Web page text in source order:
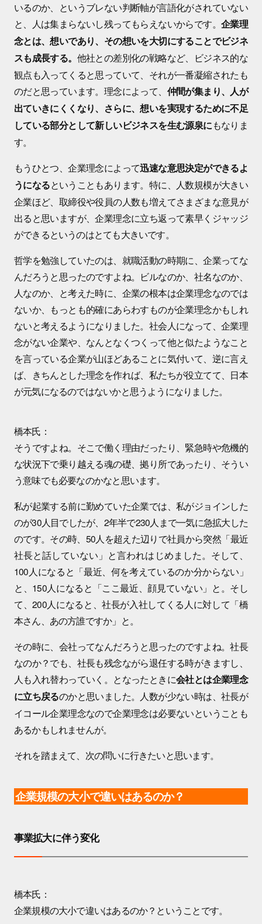
いるのか、というブレない判断軸が言語化がされていない
と、人は集まらないし残ってもらえないからです。企業理
念とは、想いであり、その想いを大切にすることでビジネ
スも成長する。 他社との差別化の戦略など、ビジネス的な
観点も入ってくると思っていて、それが一番凝縮されたも
のだと思っています。理念によって、 仲間が集まり、人が
出ていきにくくなり、さらに、想いを実現するために不足
している部分として新しいビジネスを生む源泉にもなりま
す。
もうひとつ、企業理念によって迅速な意思決定ができるよ
うになるということもあります。特に、人数規模が大きい
企業ほど、取締役や役員の人数も増えてさまざまな意見が
出ると思いますが、企業理念に立ち返って素早くジャッジ
ができるというのはとても大きいです。
哲学を勉強していたのは、就職活動の時期に、企業ってな
んだろうと思ったのですよね。ビルなのか、社名なのか、
人なのか、と考えた時に、企業の根本は企業理念なのでは
ないか、もっとも的確にあらわすものが企業理念かもしれ
ないと考えるようになりました。社会人になって、企業理
念がない企業や、なんとなくつくって他と似たようなこと
を言っている企業が山ほどあることに気付いて、逆に言え
ば、きちんとした理念を作れば、私たちが役立てて、日本
が元気になるのではないかと思うようになりました。
橋本氏：
そうですよね。そこで働く理由だったり、緊急時や危機的
な状況下で乗り越える魂の礎、拠り所であったり、そうい
う意味でも必要なのかなと思います。
私が起業する前に勤めていた企業では、私がジョインした
のが30人目でしたが、2年半で230人まで一気に急拡大した
のです。その時、50人を超えた辺りで社員から突然「最近
社長と話していない」と言われはじめました。そして、
100人になると「最近、何を考えているのか分からない」
と、150人になると「ここ最近、顔見ていない」と。そし
て、200人になると、社長が入社してくる人に対して「橋
本さん、あの方誰ですか」と。
その時に、会社ってなんだろうと思ったのですよね。社長
なのか？でも、社長も残念ながら退任する時がきますし、
人も入れ替わっていく。となったときに会社とは企業理念
に立ち戻るのかと思いました。人数が少ない時は、社長が
イコール企業理念なので企業理念は必要ないということも
あるかもしれませんが。
それを踏まえて、次の問いに行きたいと思います。
企業規模の大小で違いはあるのか？
事業拡大に伴う変化
橋本氏：
企業規模の大小で違いはあるのか？ということです。